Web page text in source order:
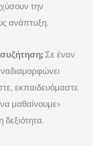
την
ανάπτυξη.
Σε έναν
εκπαιδευόμαστε
μαθαίνουμε»
δεξιότητα.